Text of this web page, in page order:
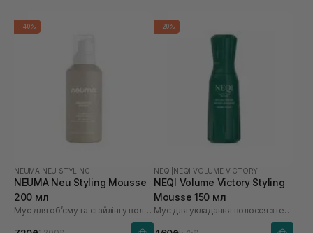
-40%
NEUMA NEU STYLING
NEUMA Neu Styling Mousse
200 мл
Мус для обʼєму та стайлінгу волосся
-20%
NEQI NEQI VOLUME VICTORY
NEQI Volume Victory Styling
Mousse 150 мл
Мус для укладання волосся з термозахистом